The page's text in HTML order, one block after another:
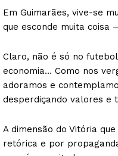
Em Guimarães, vive-se
que esconde muita coisa
Claro, não é só no
economia… Como nos
adoramos e
desperdiçando valores e
A dimensão do Vitória
retórica e por